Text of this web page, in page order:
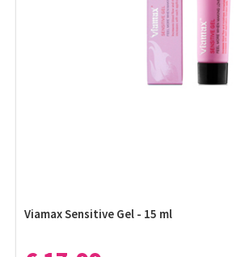
Viamax Sensitive Gel - 15 ml